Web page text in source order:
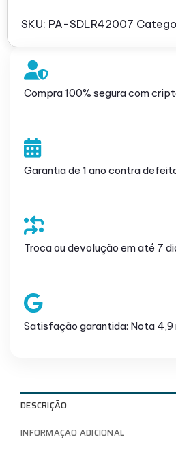
SKU: PA-SDLR42007
Compra 100% segura com
Garantia de 1 ano contra
Troca ou devolução em até 7
Satisfação garantida: Nota 4,9
DESCRIÇÃO
INFORMAÇÃO ADICIONAL